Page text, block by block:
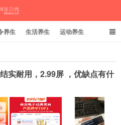
萸谷
养生 生活养生 运动养生
实耐用，2.99屏 ，优缺点有什